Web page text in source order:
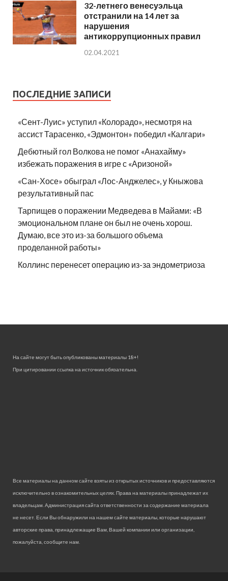
32-летнего венесуэльца
отстранили на 14 лет за
нарушения
антикоррупционных правил
02.04.2021
ПОСЛЕДНИЕ ЗАПИСИ
«Сент-Луис» уступил «Колорадо», несмотря на
ассист Тарасенко, «Эдмонтон» победил «Калгари»
Дебютный гол Волкова не помог «Анахайму»
избежать поражения в игре с «Аризоной»
«Сан-Хосе» обыграл «Лос-Анджелес», у Кныжова
результативный пас
Тарпищев о поражении Медведева в Майами: «В
эмоциональном плане он был не очень хорош.
Думаю, все это из-за большого объема
проделанной работы»
Коллинс перенесет операцию из-за эндометриоза
На сайте могут быть опубликованы материалы 18+!
При цитировании ссылка на источник обязательна.
Все материалы на данном сайте взяты из открытых источников и предоставляются
исключительно в ознакомительных целях. Права на материалы принадлежат их
владельцам. Администрация сайта ответственности за содержание материала
не несет. Если Вы обнаружили на нашем сайте материалы, которые нарушают
авторские права, принадлежащие Вам, Вашей компании или организации,
пожалуйста, сообщите нам.